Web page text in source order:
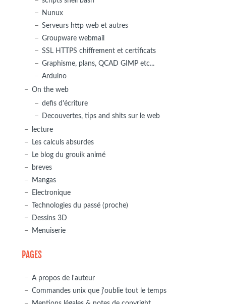
Nunux
Serveurs http web et autres
Groupware webmail
SSL HTTPS chiffrement et certificats
Graphisme, plans, QCAD GIMP etc...
Arduino
On the web
defis d'écriture
Decouvertes, tips and shits sur le web
lecture
Les calculs absurdes
Le blog du grouik animé
breves
Mangas
Electronique
Technologies du passé (proche)
Dessins 3D
Menuiserie
PAGES
A propos de l'auteur
Commandes unix que j'oublie tout le temps